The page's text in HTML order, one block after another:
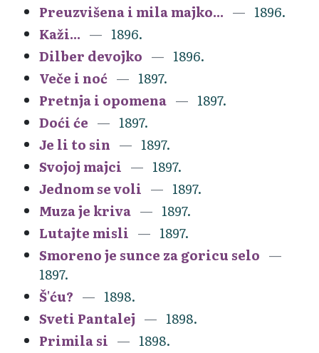
Preuzvišena i mila majko...
1896.
Kaži...
1896.
Dilber devojko
1896.
Veče i noć
1897.
Pretnja i opomena
1897.
Doći će
1897.
Je li to sin
1897.
Svojoj majci
1897.
Jednom se voli
1897.
Muza je kriva
1897.
Lutajte misli
1897.
Smoreno je sunce za goricu selo
1897.
Š'ću?
1898.
Sveti Pantalej
1898.
Primila si
1898.